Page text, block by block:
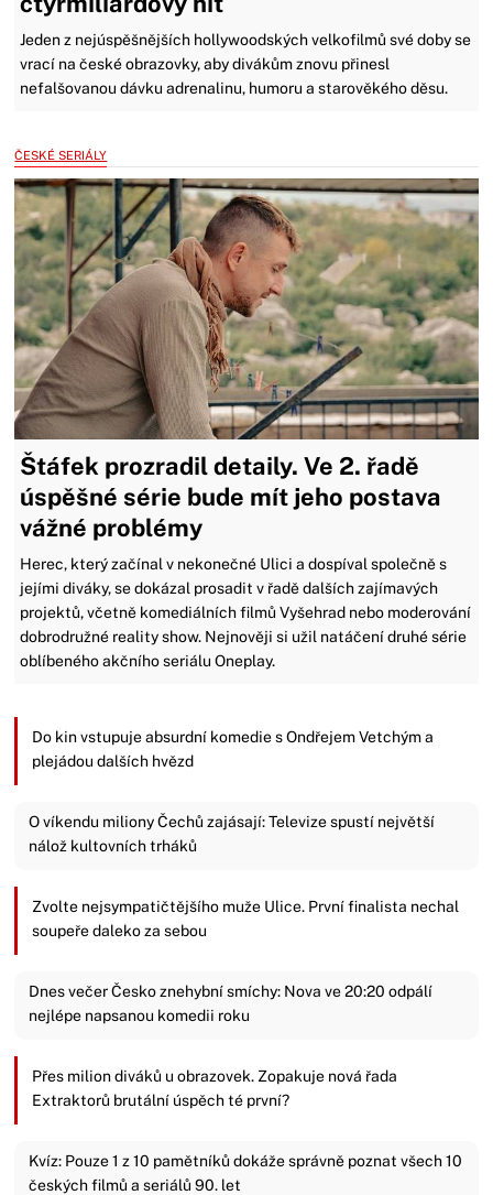
Jeden z nejúspěšnějších hollywoodských velkofilmů své doby se
vrací na české obrazovky, aby divákům znovu přinesl
nefalšovanou dávku adrenalinu, humoru a starověkého děsu.
ČESKÉ SERIÁLY
Štáfek prozradil detaily. Ve 2. řadě
úspěšné série bude mít jeho postava
vážné problémy
Herec, který začínal v nekonečné Ulici a dospíval společně s
jejími diváky, se dokázal prosadit v řadě dalších zajímavých
projektů, včetně komediálních filmů Vyšehrad nebo moderování
dobrodružné reality show. Nejnověji si užil natáčení druhé série
oblíbeného akčního seriálu Oneplay.
Do kin vstupuje absurdní komedie s Ondřejem Vetchým a
plejádou dalších hvězd
O víkendu miliony Čechů zajásají: Televize spustí největší
nálož kultovních trháků
Zvolte nejsympatičtějšího muže Ulice. První finalista nechal
soupeře daleko za sebou
Dnes večer Česko znehybní smíchy: Nova ve 20:20 odpálí
nejlépe napsanou komedii roku
Přes milion diváků u obrazovek. Zopakuje nová řada
Extraktorů brutální úspěch té první?
Kvíz: Pouze 1 z 10 pamětníků dokáže správně poznat všech 10
českých filmů a seriálů 90. let